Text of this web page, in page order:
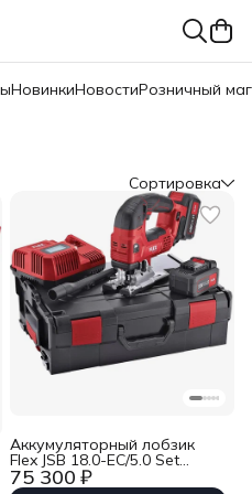
НовинкиНовостиРозничный
Сортировка
75 300 ₽
Аккумуляторный лобзик
Flex JSB 18.0-EC/5.0 Set
489786